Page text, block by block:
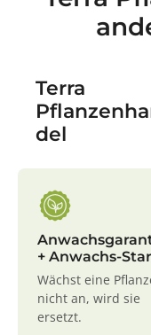
Terra
del
+ Anwachs-
Wächst eine
nicht an, wird sie
ersetzt.